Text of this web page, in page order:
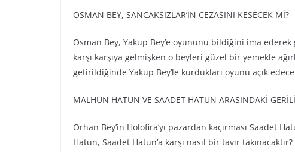
OSMAN BEY, SANCAKSIZLAR’IN CEZASINI KESECEK Mİ?
Osman Bey, Yakup Bey’e oyununu bildiğini ima ederek
karşı karşıya gelmişken o beyleri güzel bir yemekle
getirildiğinde Yakup Bey’le kurdukları oyunu açık
MALHUN HATUN VE SAADET HATUN ARASINDAKİ
Orhan Bey’in Holofira’yı pazardan kaçırması Saadet
Hatun, Saadet Hatun’a karşı nasıl bir tavır takınacaktır?